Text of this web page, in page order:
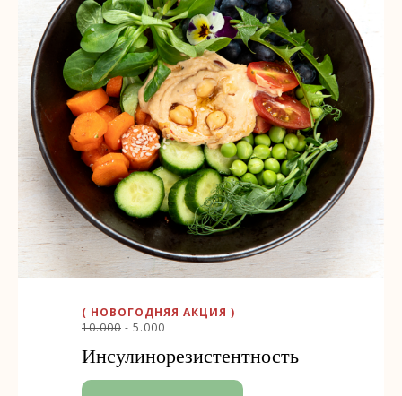
( НОВОГОДНЯЯ АКЦИЯ )
10.000 - 5.000
Инсулинорезистентность